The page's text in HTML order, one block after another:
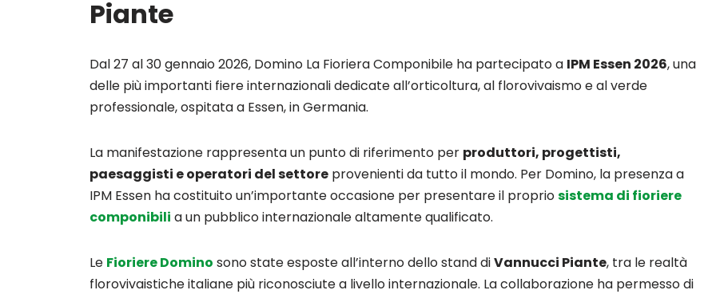
Piante
Dal 27 al 30 gennaio 2026, Domino La Fioriera Componibile ha partecipato a IPM Essen 2026, una
delle più importanti fiere internazionali dedicate all’orticoltura, al florovivaismo e al verde
professionale, ospitata a Essen, in Germania.
La manifestazione rappresenta un punto di riferimento per produttori, progettisti,
paesaggisti e operatori del settore provenienti da tutto il mondo. Per Domino, la presenza a
IPM Essen ha costituito un’importante occasione per presentare il propriosistema di fioriere
componibili a un pubblico internazionale altamente qualificato.
Le Fioriere Domino sono state esposte all’interno dello stand diVannucci Piante, tra le realtà
florovivaistiche italiane più riconosciute a livello internazionale. La collaborazione ha permesso di